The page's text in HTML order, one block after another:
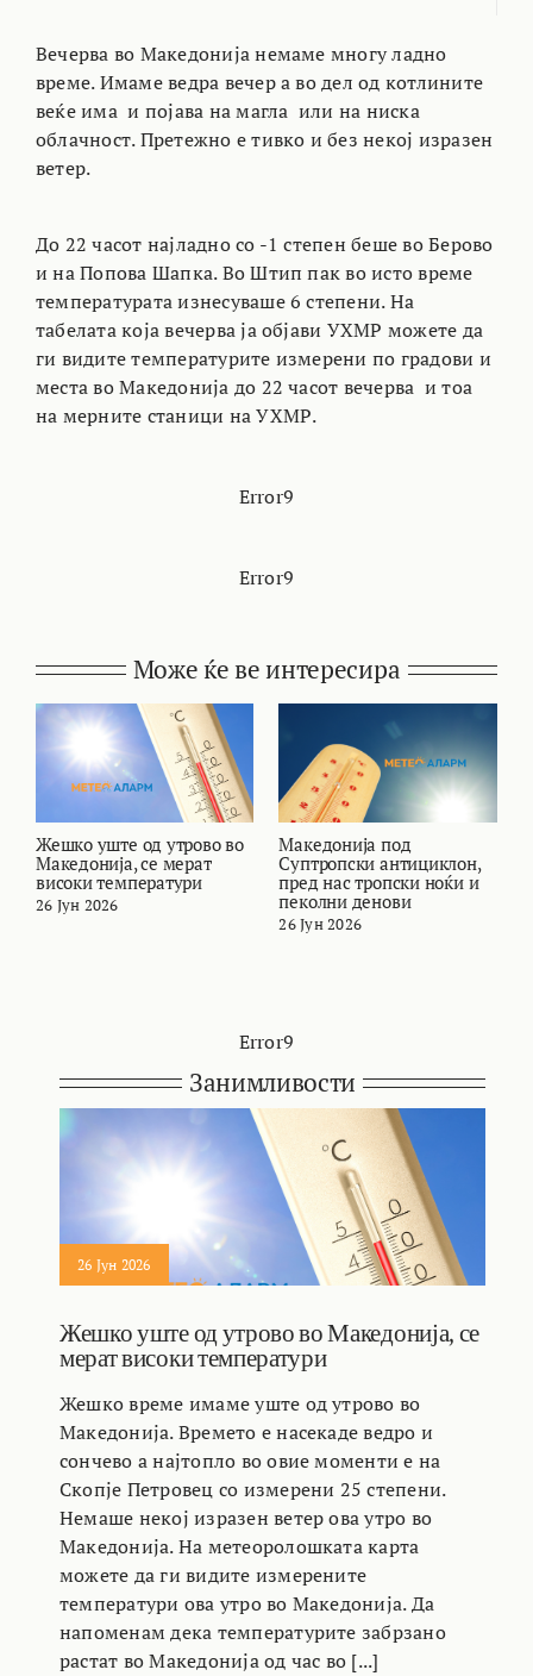
Вечерва во Македонија немаме многу ладно
време. Имаме ведра вечер а во дел од котлините
веќе има и појава на магла или на ниска
облачност. Претежно е тивко и без некој изразен
ветер.
До 22 часот најладно со -1 степен беше во Берово
и на Попова Шапка. Во Штип пак во исто време
температурата изнесуваше 6 степени. На
табелата која вечерва ја објави УХМР можете да
ги видите температурите измерени по градови и
места во Македонија до 22 часот вечерва и тоа
на мерните станици на УХМР.
Error9
Error9
Може ќе ве интересира
Жешко уште од утрово во
Македонија, се мерат
високи температури
26 Јун 2026
Македонија под
Суптропски антициклон,
пред нас тропски ноќи и
пеколни денови
26 Јун 2026
Error9
Занимливости
26 Јун 2026
Жешко уште од утрово во Македонија, се
мерат високи температури
Жешко време имаме уште од утрово во
Македонија. Времето е насекаде ведро и
сончево а најтопло во овие моменти е на
Скопје Петровец со измерени 25 степени.
Немаше некој изразен ветер ова утро во
Македонија. На метеоролошката карта
можете да ги видите измерените
температури ова утро во Македонија. Да
напоменам дека температурите забрзано
растат во Македонија од час во [...]